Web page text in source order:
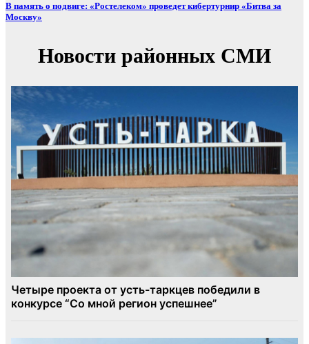
В память о подвиге: «Ростелеком» проведет кибертурнир «Битва за
Москву»